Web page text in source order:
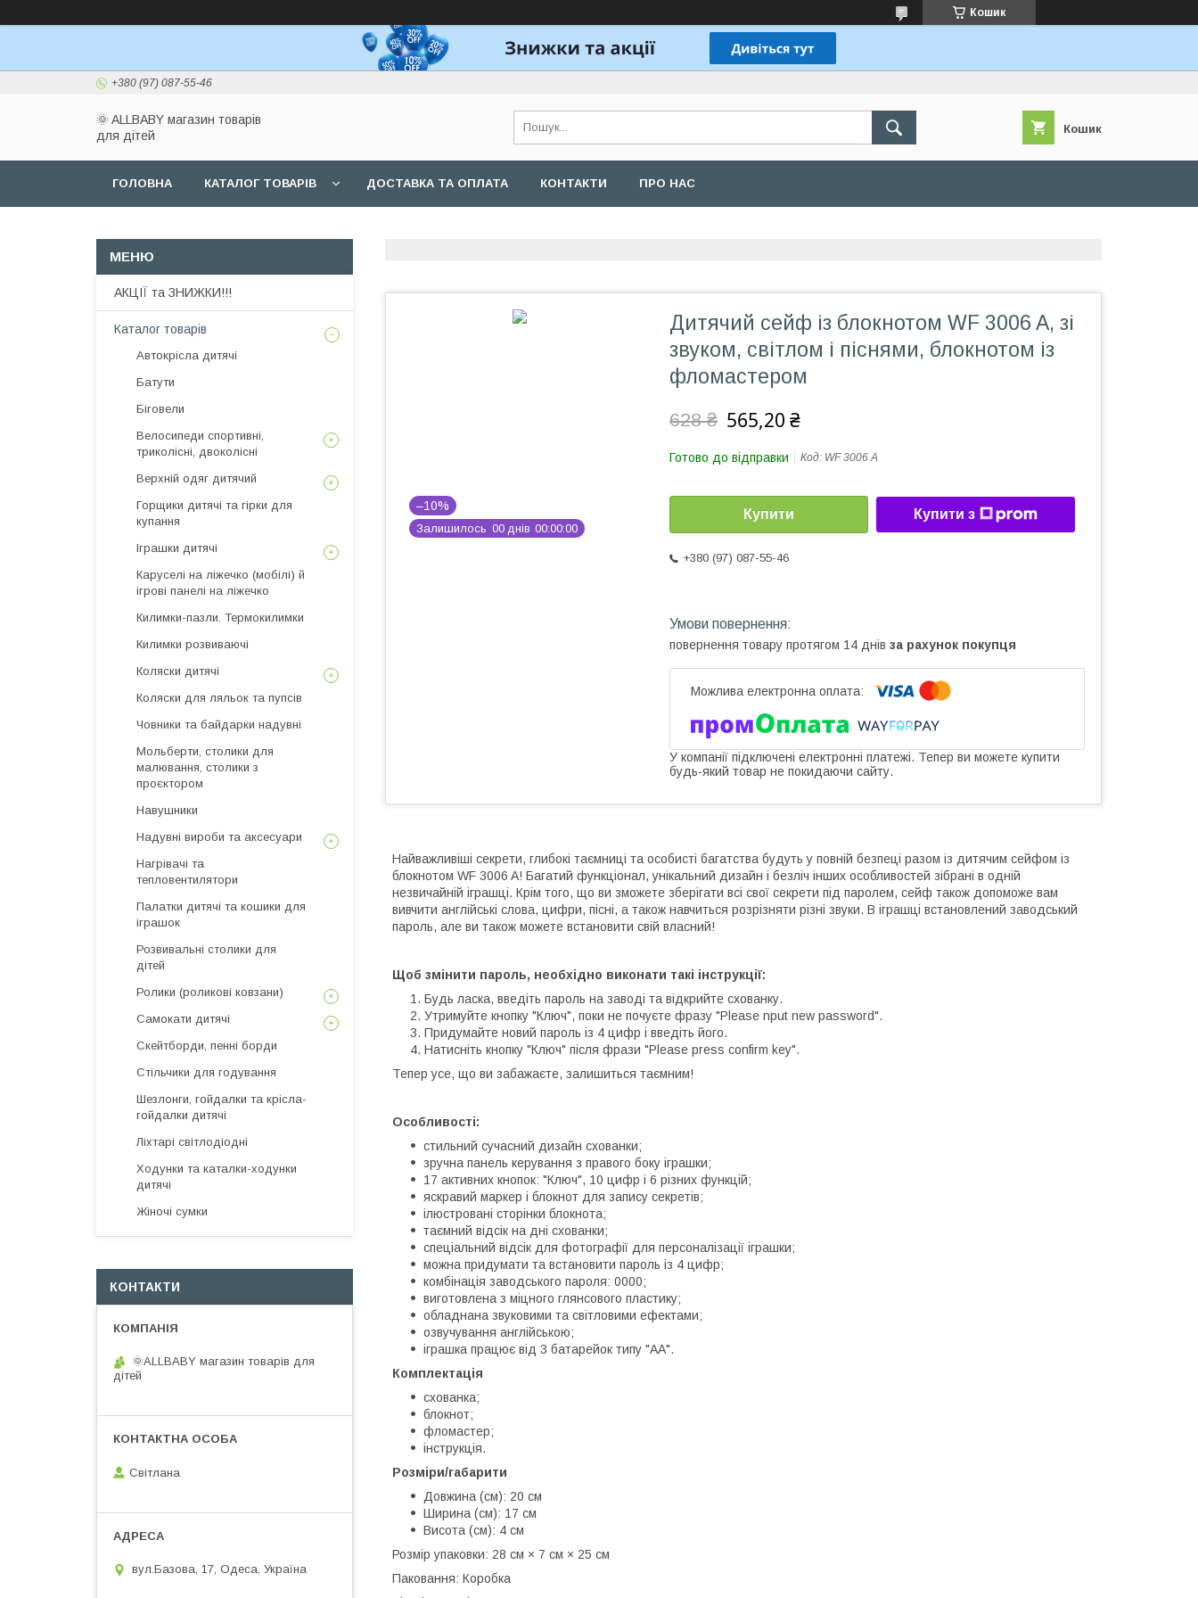
Кошик
+380 (97) 087-55-46
🌞 ALLBABY магазин товарів
для дітей
Кошик
ГОЛОВНА КАТАЛОГ ТОВАРІВ ДОСТАВКА ТА ОПЛАТА КОНТАКТИ ПРО НАС
–10%
Залишилось 00 днів 00 00 00
Дитячий сейф із блокнотом WF 3006 A, зі
звуком, світлом і піснями, блокнотом із
фломастером
628 ₴ 565,20 ₴
Готово до відправки Код: WF 3006 A
Купити Купити з
+380 (97) 087-55-46
повернення товару протягом 14 днів за рахунок покупця
У компанії підключені електронні платежі. Тепер ви можете купити
будь-який товар не покидаючи сайту.
Найважливіші секрети, глибокі таємниці та особисті багатства будуть у повній безпеці разом із дитячим сейфом із
блокнотом WF 3006 A! Багатий функціонал, унікальний дизайн і безліч інших особливостей зібрані в одній
незвичайній іграшці. Крім того, що ви зможете зберігати всі свої секрети під паролем, сейф також допоможе вам
вивчити англійські слова, цифри, пісні, а також навчиться розрізняти різні звуки. В іграшці встановлений заводський
пароль, але ви також можете встановити свій власний!
Щоб змінити пароль, необхідно виконати такі інструкції:
Будь ласка, введіть пароль на заводі та відкрийте схованку.
Утримуйте кнопку "Ключ", поки не почуєте фразу "Please nput new password".
Придумайте новий пароль із 4 цифр і введіть його.
Натисніть кнопку "Ключ" після фрази "Please press confirm key".
Тепер усе, що ви забажаєте, залишиться таємним!
Особливості:
стильний сучасний дизайн схованки;
зручна панель керування з правого боку іграшки;
17 активних кнопок: "Ключ", 10 цифр і 6 різних функцій;
яскравий маркер і блокнот для запису секретів;
ілюстровані сторінки блокнота;
таємний відсік на дні схованки;
спеціальний відсік для фотографії для персоналізації іграшки;
можна придумати та встановити пароль із 4 цифр;
комбінація заводського пароля: 0000;
виготовлена з міцного глянсового пластику;
обладнана звуковими та світловими ефектами;
озвучування англійською;
іграшка працює від 3 батарейок типу "АА".
Комплектація
схованка;
блокнот;
фломастер;
інструкція.
Розміри/габарити
Довжина (см): 20 см
Ширина (см): 17 см
Висота (см): 4 см
Розмір упаковки: 28 см × 7 см × 25 см
Паковання: Коробка
АКЦІЇ та ЗНИЖКИ!!!
Каталог товарів
Автокрісла дитячі
Батути
Біговели
Велосипеди спортивні,
триколісні, двоколісні
Верхній одяг дитячий
Горщики дитячі та гірки для
купання
Іграшки дитячі
Каруселі на ліжечко (мобілі) й
ігрові панелі на ліжечко
Килимки-пазли. Термокилимки
Килимки розвиваючі
Коляски дитячі
Коляски для ляльок та пупсів
Човники та байдарки надувні
Мольберти, столики для
малювання, столики з
проєктором
Навушники
Надувні вироби та аксесуари
Нагрівачі та
тепловентилятори
Палатки дитячі та кошики для
іграшок
Розвивальні столики для
дітей
Ролики (роликові ковзани)
Самокати дитячі
Скейтборди, пенні борди
Стільчики для годування
Шезлонги, гойдалки та крісла-
гойдалки дитячі
Ліхтарі світлодіодні
Ходунки та каталки-ходунки
дитячі
Жіночі сумки
КОНТАКТИ
🌞ALLBABY магазин товарів для
дітей
Світлана
вул.Базова, 17, Одеса, Україна